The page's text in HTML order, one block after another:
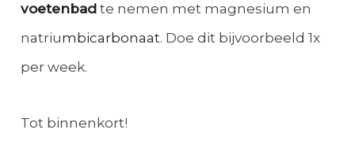
voetenbad te nemen met magnesium en
natriumbicarbonaat. Doe dit bijvoorbeeld 1x
per week.
Tot binnenkort!